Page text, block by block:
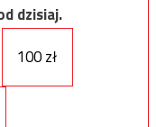
dzisiaj.
100 zł